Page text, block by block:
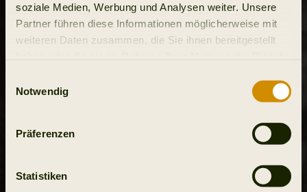
soziale Medien, Werbung und Analysen weiter. Unsere
Partner führen diese Informationen möglicherweise mit
weiteren Daten zusammen, die Sie ihnen bereitgestellt
Notwendig
Präferenzen
Statistiken